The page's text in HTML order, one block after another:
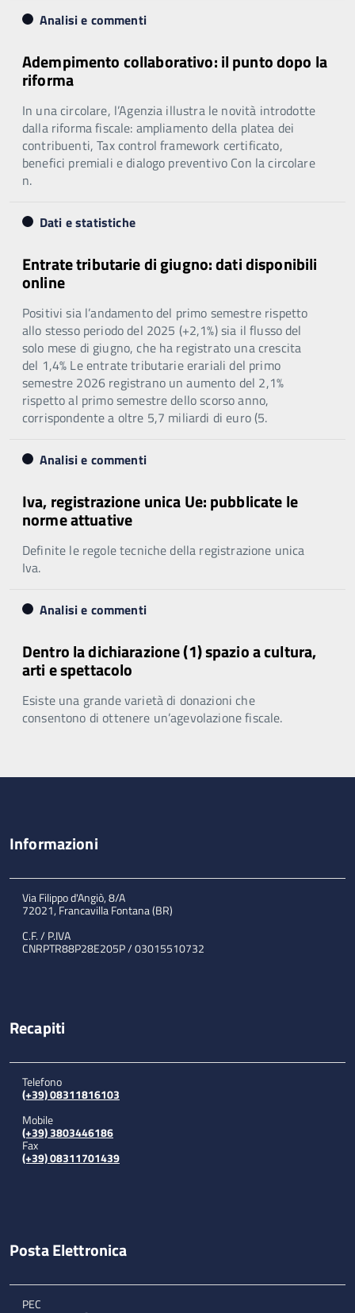
Analisi e commenti
Adempimento collaborativo: il punto dopo la
riforma
In una circolare, l’Agenzia illustra le novità introdotte
dalla riforma fiscale: ampliamento della platea dei
contribuenti, Tax control framework certificato,
benefici premiali e dialogo preventivo Con la circolare
n.
Dati e statistiche
Entrate tributarie di giugno: dati disponibili
online
Positivi sia l’andamento del primo semestre rispetto
allo stesso periodo del 2025 (+2,1%) sia il flusso del
solo mese di giugno, che ha registrato una crescita
del 1,4% Le entrate tributarie erariali del primo
semestre 2026 registrano un aumento del 2,1%
rispetto al primo semestre dello scorso anno,
corrispondente a oltre 5,7 miliardi di euro (5.
Analisi e commenti
Iva, registrazione unica Ue: pubblicate le
norme attuative
Definite le regole tecniche della registrazione unica
Iva.
Analisi e commenti
Dentro la dichiarazione (1) spazio a cultura,
arti e spettacolo
Esiste una grande varietà di donazioni che
consentono di ottenere un’agevolazione fiscale.
Informazioni
Via Filippo d'Angiò, 8/A
72021, Francavilla Fontana (BR)
C.F. / P.IVA
CNRPTR88P28E205P / 03015510732
Recapiti
Telefono
(+39) 08311816103
Mobile
(+39) 3803446186
Fax
(+39) 08311701439
Posta Elettronica
PEC